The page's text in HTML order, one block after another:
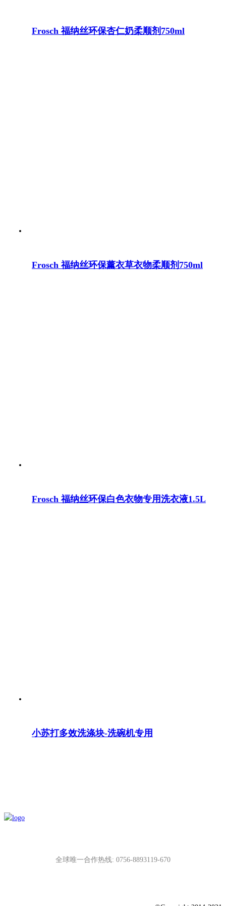
Frosch 福纳丝环保杏仁奶柔顺剂750ml
Frosch 福纳丝环保薰衣草衣物柔顺剂750ml
Frosch 福纳丝环保白色衣物专用洗衣液1.5L
小苏打多效洗涤块-洗碗机专用
全球唯一合作热线: 0756-8893119-670